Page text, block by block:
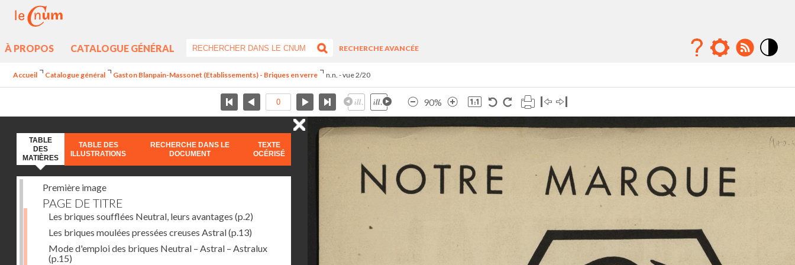
À PROPOS CATALOGUE GÉNÉRAL
RECHERCHE AVANCÉE
Accueil Catalogue général Gaston Blanpain-Massonet (Etablissements) - Briques en verre n.n. - vue 2/20
90%
TABLE
DES
MATIÈRES
TABLE DES
ILLUSTRATIONS
RECHERCHE DANS LE
DOCUMENT
TEXTE
OCÉRISÉ
Première image
PAGE DE TITRE
Les briques soufflées Neutral, leurs avantages (p.2)
Les briques moulées pressées creuses Astral(p.13)
Mode d'emploi des briques Neutral – Astral – Astralux
(p.15)